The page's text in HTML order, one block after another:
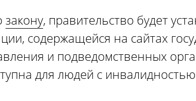
закону, правительство будет
содержащейся на сайтах
и подведомственных
для людей с